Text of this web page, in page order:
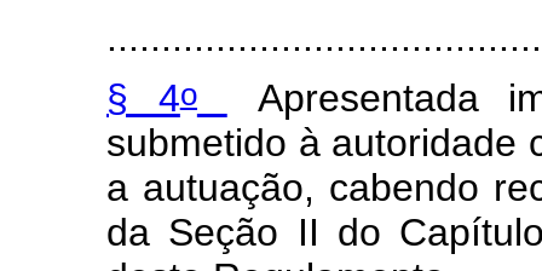
§ 4o
Apresentada
submetido à autoridade
a autuação, cabendo
da Seção II do